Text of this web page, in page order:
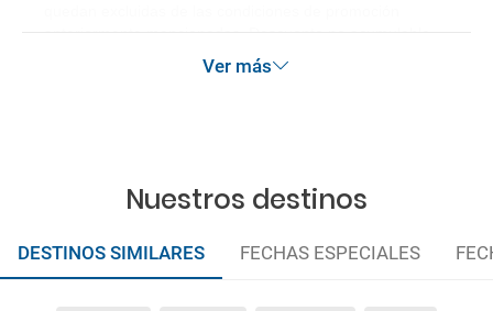
quiero al hacer mi solicitud de reserva?
¿Incluye algún seguro de viaje mi reserva?
¿Cuáles son las condiciones generales en las
reservas de viajes?
Ver más
Nuestros destinos
DESTINOS SIMILARES FECHAS ESPECIALES